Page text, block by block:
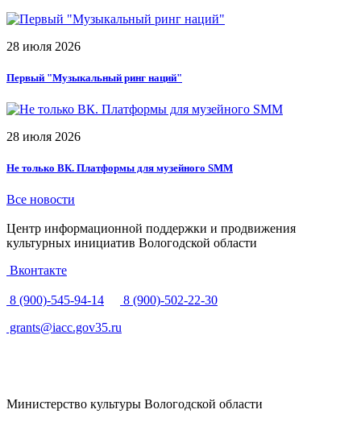
28 июля 2026
Первый "Музыкальный ринг наций"
28 июля 2026
Не только ВК. Платформы для музейного SMM
Все новости
Центр информационной поддержки и продвижения
культурных инициатив Вологодской области
Вконтакте
8 (900)-545-94-14
8 (900)-502-22-30
grants@iacc.gov35.ru
Министерство культуры Вологодской области